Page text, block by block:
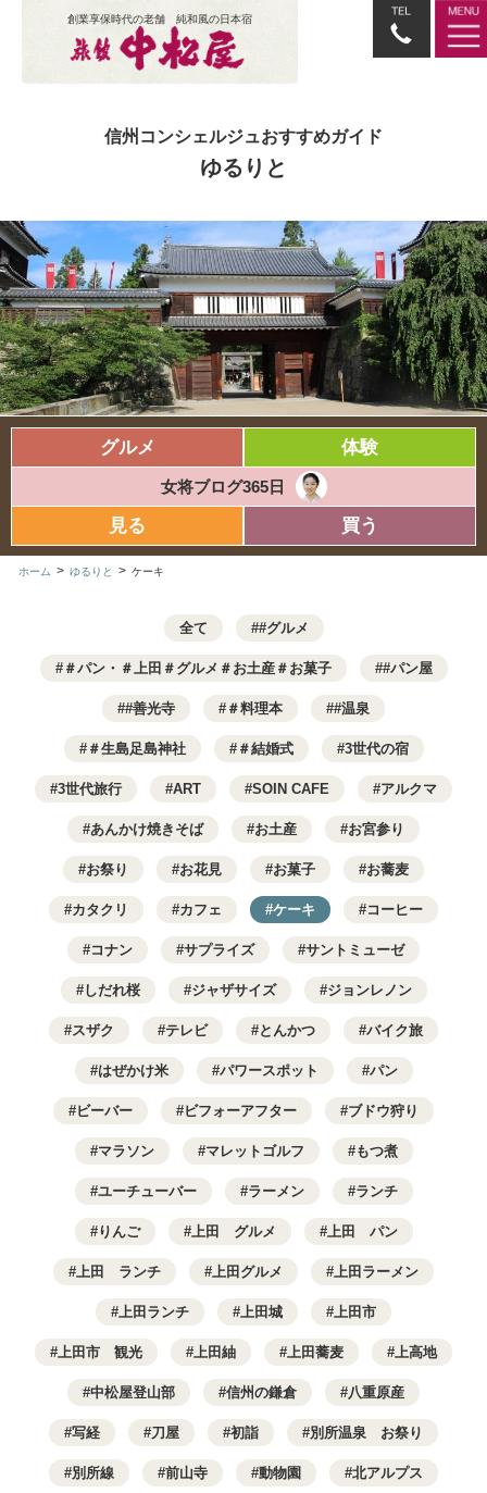
創業享保時代の老舗 純和風の日本宿
信州コンシェルジュおすすめガイド
ゆるりと
グルメ 体験
女将ブログ365日
見る 買う
ホーム > ゆるりと > ケーキ
全て #グルメ
＃パン・＃上田＃グルメ＃お土産＃お菓子 #パン屋
#善光寺 ＃料理本 #温泉
＃生島足島神社 ＃結婚式 3世代の宿
3世代旅行 ART SOIN CAFE アルクマ
あんかけ焼きそば お土産 お宮参り
お祭り お花見 お菓子 お蕎麦
カタクリ カフェ ケーキ コーヒー
コナン サプライズ サントミューゼ
しだれ桜 ジャザサイズ ジョンレノン
スザク テレビ とんかつ バイク旅
はぜかけ米 パワースポット パン
ビーバー ビフォーアフター ブドウ狩り
マラソン マレットゴルフ もつ煮
ユーチューバー ラーメン ランチ
りんご 上田 グルメ 上田 パン
上田 ランチ 上田グルメ 上田ラーメン
上田ランチ 上田城 上田市
上田市 観光 上田紬 上田蕎麦 上高地
中松屋登山部 信州の鎌倉 八重原産
写経 刀屋 初詣 別所温泉 お祭り
別所線 前山寺 動物園 北アルプス